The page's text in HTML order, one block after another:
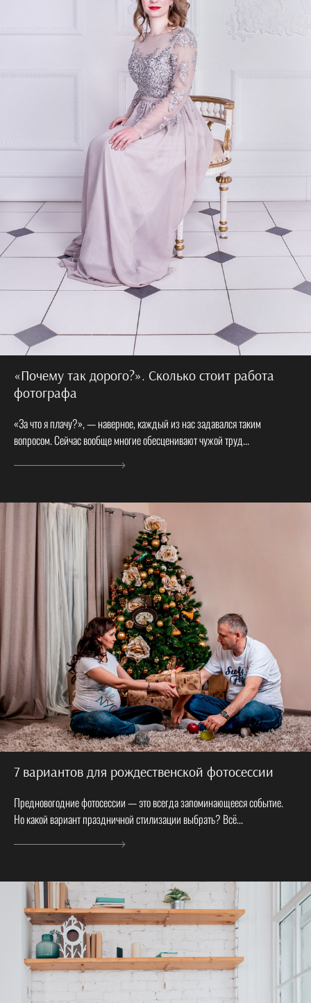
«Почему так дорого?». Сколько стоит работа
фотографа
«За что я плачу?», — наверное, каждый из нас задавался таким
вопросом. Сейчас вообще многие обесценивают чужой труд...
7 вариантов для рождественской фотосессии
Предновогодние фотосессии — это всегда запоминающееся событие.
Но какой вариант праздничной стилизации выбрать? Всё...